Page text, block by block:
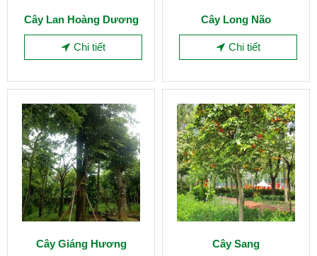
Cây Lan Hoàng Dương
Chi tiết
Cây Long Não
Chi tiết
Cây Giáng Hương Cây Sang